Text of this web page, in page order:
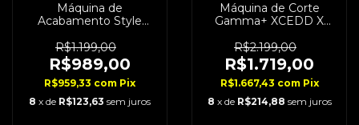
Máquina de
Acabamento Style
Bivolt
R$1.199,00
R$989,00
R$959,33 com Pix
8 x de R$123,63 sem juros
Máquina de Corte
Gamma+ XCEDD X
R$2.199,00
R$1.719,00
R$1.667,43 com Pix
8 x de R$214,88 sem juros